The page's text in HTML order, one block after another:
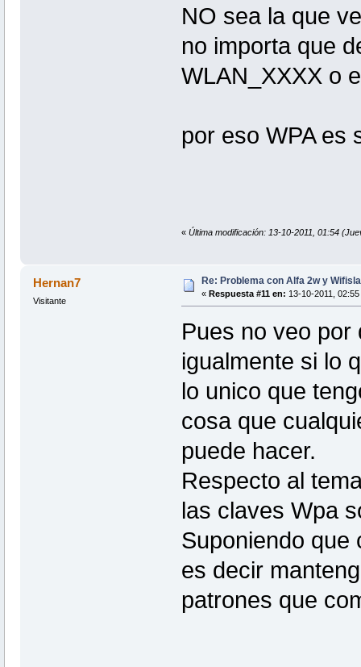
NO sea la que
no importa que
WLAN_XXXX o
por eso WPA es
« Última modificación: 13-10-2011, 01:54
Hernan7
Visitante
Re: Problema con Alfa 2w y
« Respuesta #11 en: 13-10-2011,
Pues no veo por
igualmente si lo
lo unico que
cosa que
puede hacer.
Respecto al
las claves Wpa
Suponiendo que
es decir
patrones que